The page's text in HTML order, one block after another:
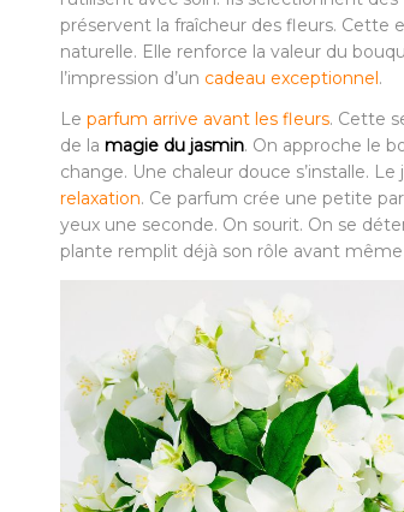
préservent la fraîcheur des fleurs. Cette
naturelle. Elle renforce la valeur du
l’impression d’un cadeau exceptionnel.
Le parfum arrive avant les fleurs. Cette
de la magie du jasmin. On approche le
change. Une chaleur douce s’installe. Le
relaxation. Ce parfum crée une petite
yeux une seconde. On sourit. On se
plante remplit déjà son rôle avant même